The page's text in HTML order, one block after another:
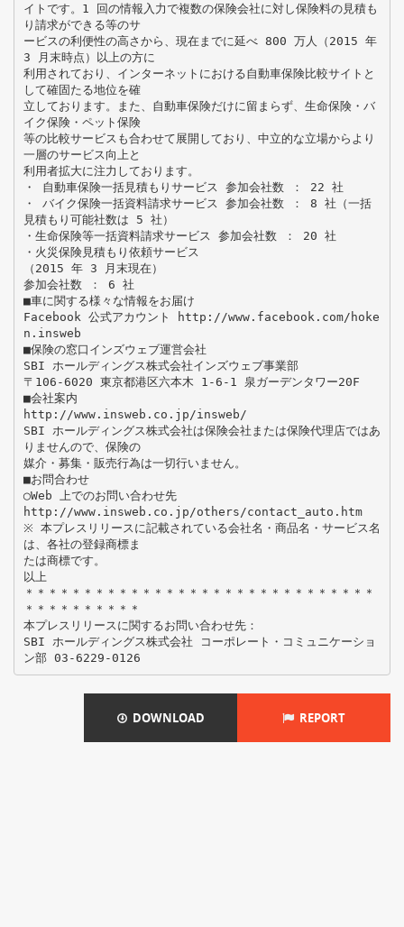
イトです。1 回の情報入力で複数の保険会社に対し保険料の見積も
り請求ができる等のサ
ービスの利便性の高さから、現在までに延べ 800 万人（2015 年
3 月末時点）以上の方に
利用されており、インターネットにおける自動車保険比較サイトと
して確固たる地位を確
立しております。また、自動車保険だけに留まらず、生命保険・バ
イク保険・ペット保険
等の比較サービスも合わせて展開しており、中立的な立場からより
一層のサービス向上と
利用者拡大に注力しております。
・ 自動車保険一括見積もりサービス 参加会社数 ： 22 社
・ バイク保険一括資料請求サービス 参加会社数 ： 8 社（一括
見積もり可能社数は 5 社）
・生命保険等一括資料請求サービス 参加会社数 ： 20 社
・火災保険見積もり依頼サービス
（2015 年 3 月末現在）
参加会社数 ： 6 社
■車に関する様々な情報をお届け
Facebook 公式アカウント http://www.facebook.com/hoke
n.insweb
■保険の窓口インズウェブ運営会社
SBI ホールディングス株式会社インズウェブ事業部
〒106-6020 東京都港区六本木 1-6-1 泉ガーデンタワー20F
■会社案内
http://www.insweb.co.jp/insweb/
SBI ホールディングス株式会社は保険会社または保険代理店ではあ
りませんので、保険の
媒介・募集・販売行為は一切行いません。
■お問合わせ
◯Web 上でのお問い合わせ先
http://www.insweb.co.jp/others/contact_auto.htm
※ 本プレスリリースに記載されている会社名・商品名・サービス名
は、各社の登録商標ま
たは商標です。
以上
＊＊＊＊＊＊＊＊＊＊＊＊＊＊＊＊＊＊＊＊＊＊＊＊＊＊＊＊＊＊
＊＊＊＊＊＊＊＊＊＊
本プレスリリースに関するお問い合わせ先：
SBI ホールディングス株式会社 コーポレート・コミュニケーショ
DOWNLOAD REPORT